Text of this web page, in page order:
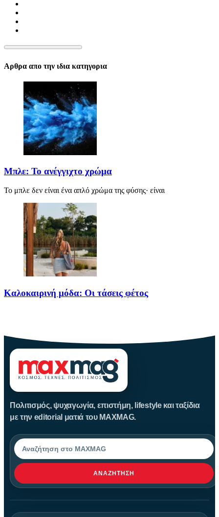
Αρθρα απο την ιδια κατηγορια
Μπλε: Το ανέγγιχτο χρώμα
Το μπλε δεν είναι ένα απλό χρώμα της φύσης· είναι
Καλοκαιρινή μόδα: Οι τάσεις φέτος
Πολιτισμός, ψυχαγωγία, επιστήμη, lifestyle και ταξίδια
με την editorial ματιά του MAXMAG.
Αναζήτηση
ΑΝΑΖΉΤΗΣΗ